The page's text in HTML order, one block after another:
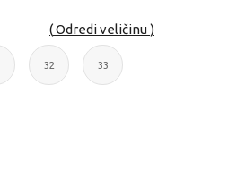
Odredi veličinu
32 33